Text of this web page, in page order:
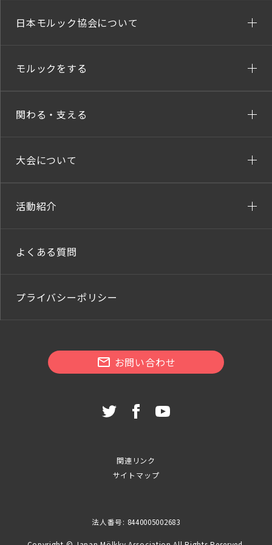
日本モルック協会について
モルックをする
関わる・支える
大会について
活動紹介
よくある質問
プライバシーポリシー
お問い合わせ
関連リンク
サイトマップ
法人番号: 8440005002683